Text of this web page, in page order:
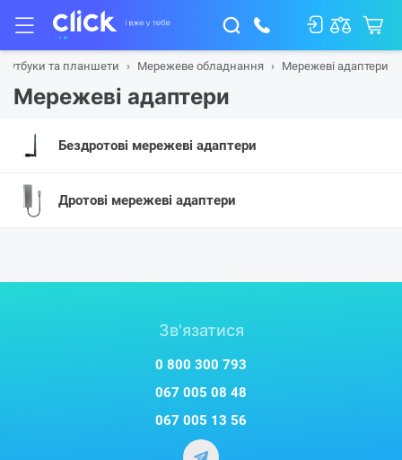
та планшети Мережеве обладнання Мережеві адаптери
Мережеві адаптери
Бездротові мережеві адаптери
Дротові мережеві адаптери
Зв'язатися
0 800 300 793
067 005 08 48
067 005 13 56